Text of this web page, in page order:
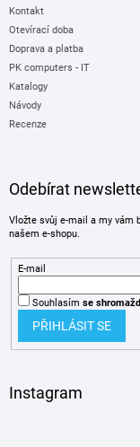
Kontakt
Otevírací doba
Doprava a platba
PK computers - IT
Katalogy
Návody
Recenze
Odebírat
Vložte svůj e-mail a my vám
našem e-shopu.
E-mail
Souhlasím se
PŘIHLÁSIT SE
Instagram